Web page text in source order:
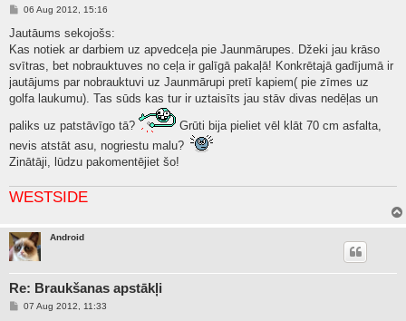
P
s
06 Aug 2012, 15:16
Jautāums sekojošs:
Kas notiek ar darbiem uz apvedceļa pie Jaunmārupes. Džeki jau krāso
svītras, bet nobrauktuves no ceļa ir galīgā pakaļā! Konkrētajā gadījumā ir
jautājums par nobrauktuvi uz Jaunmārupi pretī kapiem( pie zīmes uz
golfa laukumu). Tas sūds kas tur ir uztaisīts jau stāv divas nedēļas un
paliks uz patstāvīgo tā?
Grūti bija pieliet vēl klāt 70 cm asfalta,
nevis atstāt asu, nogriestu malu?
Zinātāji, lūdzu pakomentējiet šo!
WESTSIDE
Android
Re: Braukšanas apstākļi
P07 Aug 2012, 11:33